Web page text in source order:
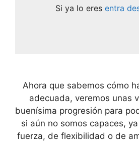
Si ya lo eres entra
Ahora que sabemos cómo
adecuada, veremos unas
buenísima progresión para
si aún no somos capaces,
fuerza, de flexibilidad o de